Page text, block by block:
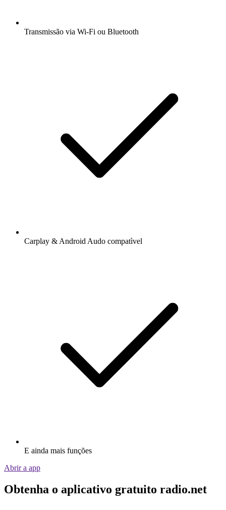
Transmissão via Wi-Fi ou Bluetooth
Carplay & Android Audo compatìvel
E ainda mais funções
Abrir a app
Obtenha o aplicativo gratuito radio.net